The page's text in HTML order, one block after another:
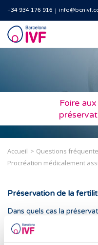
+34 934 176 916
Barcelona
IVF
Foire
Accueil
Questions
Procréation médicalement
Préservation de la
Dans quels cas la
recommandée ?
Combien de temps les